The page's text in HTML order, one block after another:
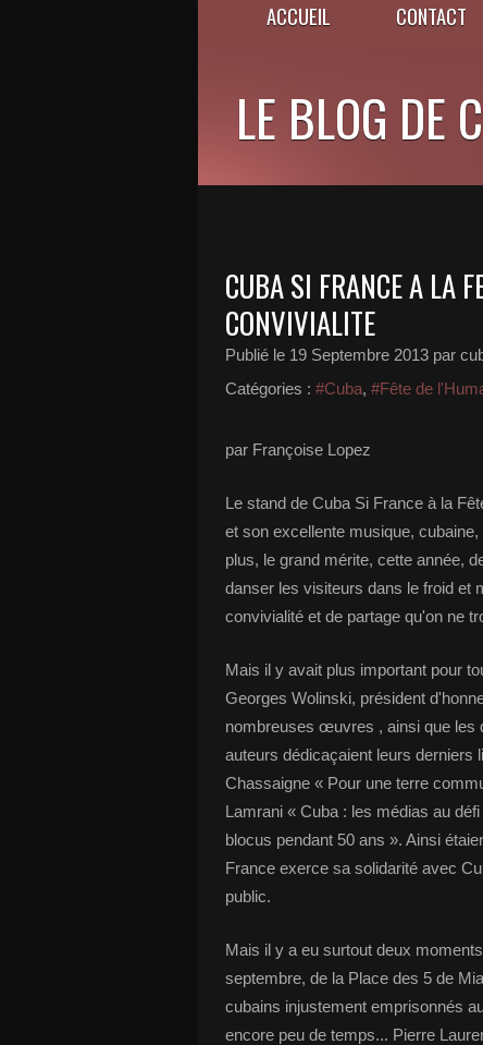
ACCUEIL CONTACT
LE BLOG DE
CUBA SI FRANCE A LA
CONVIVIALITE
Publié le 19 Septembre 2013 par
Catégories : #Cuba, #Fête de
par Françoise Lopez
Le stand de Cuba Si France à la
et son excellente musique,
plus, le grand mérite, cette année,
danser les visiteurs dans le froid et
convivialité et de partage qu'on ne
Mais il y avait plus important pour
Georges Wolinski, président
nombreuses œuvres , ainsi que les
auteurs dédicaçaient leurs derniers
Chassaigne « Pour une terre
Lamrani « Cuba : les médias au
blocus pendant 50 ans ». Ainsi
France exerce sa solidarité avec
public.
Mais il y a eu surtout deux
septembre, de la Place des 5 de
cubains injustement emprisonnés
encore peu de temps... Pierre